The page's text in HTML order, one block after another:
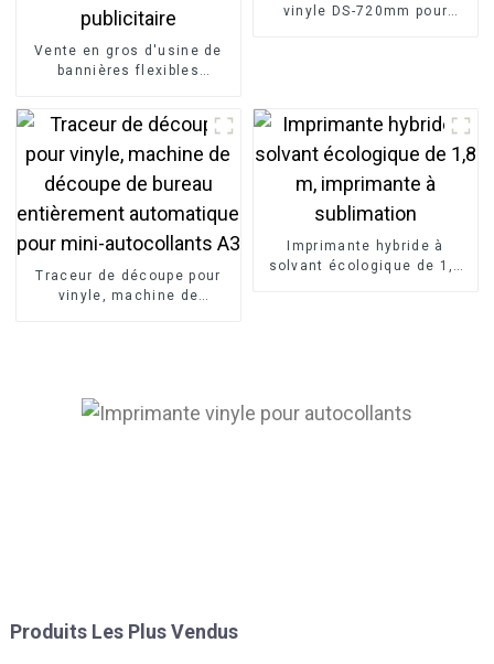
Vente en gros d'usine de
bannières flexibles
rouleau de bannière
publicitaire
vinyle DS-720mm pour
Traceur de découpe pour
vinyle, machine de
Imprimante hybride à
solvant écologique de 1,8
Produits Les Plus Vendus